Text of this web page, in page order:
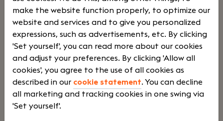
Om vertrouwen, samenwerking en ondernemers
écht verder helpen. En ja, ook om humor op de
werkvloer en goede lunches.Wij werken al jaren
voor een breed MKB-klantenbestand en staan
bekend om onze nuchtere aanpak,
betrokkenheid en persoonlijke aandacht – voor
klanten én collega’s.
Lees verder>
make the website function properly, to optimize our
website and services and to give you personalized
expressions, such as advertisements, etc. By clicking
'Set yourself', you can read more about our cookies
and adjust your preferences. By clicking 'Allow all
cookies', you agree to the use of all cookies as
described in our cookie statement. You can decline
all marketing and tracking cookies in one swing via
'Set yourself'.